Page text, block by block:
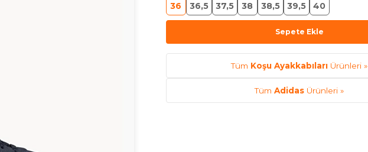
36 36,5 37,5 38 38,5 39,5 40
Sepete Ekle
Tüm Koşu Ayakkabıları Ürünleri »
TümAdidas Ürünleri »